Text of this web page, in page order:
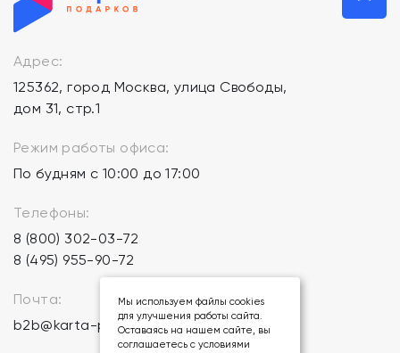
Адрес:
125362, город Москва, улица Свободы,
дом 31, стр.1
Режим работы офиса:
По будням с 10:00 до 17:00
Телефоны:
8 (800) 302-03-72
8 (495) 955-90-72
Почта:
b2b@karta-podarkov.ru
Мы используем файлы cookies
для улучшения работы сайта.
Оставаясь на нашем сайте, вы
соглашаетесь с условиями